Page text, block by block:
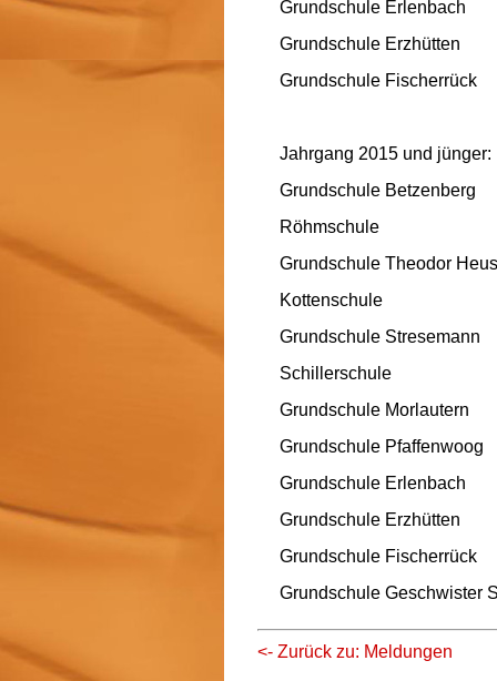
Grundschule Erlenbach
Grundschule Erzhütten
Grundschule Fischerrück
Jahrgang 2015 und jünger:
Grundschule Betzenberg
Röhmschule
Grundschule Theodor
Kottenschule
Grundschule Stresemann
Schillerschule
Grundschule Morlautern
Grundschule Pfaffenwoog
Grundschule Erlenbach
Grundschule Erzhütten
Grundschule Fischerrück
Grundschule Geschwister
<- Zurück zu: Meldungen